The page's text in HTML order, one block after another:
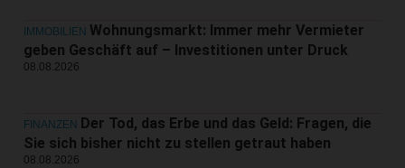
IMMOBILIEN Wohnungsmarkt: Immer mehr Vermieter
geben Geschäft auf – Investitionen unter Druck
08.08.2026
FINANZEN
Der Tod, das Erbe und das Geld: Fragen, die
Sie sich bisher nicht zu stellen getraut haben
08.08.2026